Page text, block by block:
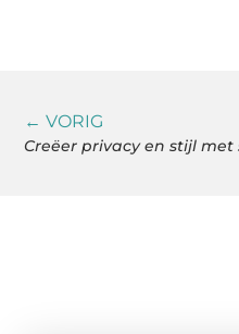
← VORIG
Creëer privacy en stijl